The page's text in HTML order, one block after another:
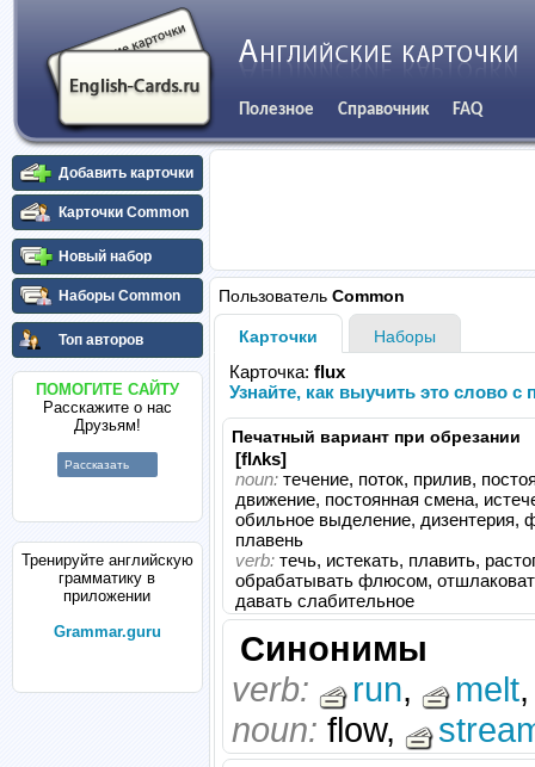
Полезное Справочник FAQ
Добавить карточки
Карточки Common
Новый набор
Наборы Common
Топ авторов
ПОМОГИТЕ САЙТУ
Расскажите о нас
Друзьям!
Рассказать
Тренируйте английскую
грамматику в
приложении
Grammar.guru
Пользователь Common
Карточки Наборы
Карточка: flux
Узнайте, как выучить это слово
Печатный вариант при обрезании
[flʌks]
noun: течение, поток, прилив,
движение, постоянная смена,
обильное выделение, дизентерия,
плавень
verb: течь, истекать, плавить,
обрабатывать флюсом,
давать слабительное
Синонимы
verb:
run, melt
noun: flow,